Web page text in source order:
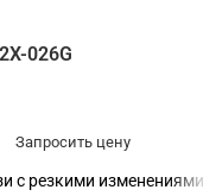
026G
Запросить цену
с резкими изменениями